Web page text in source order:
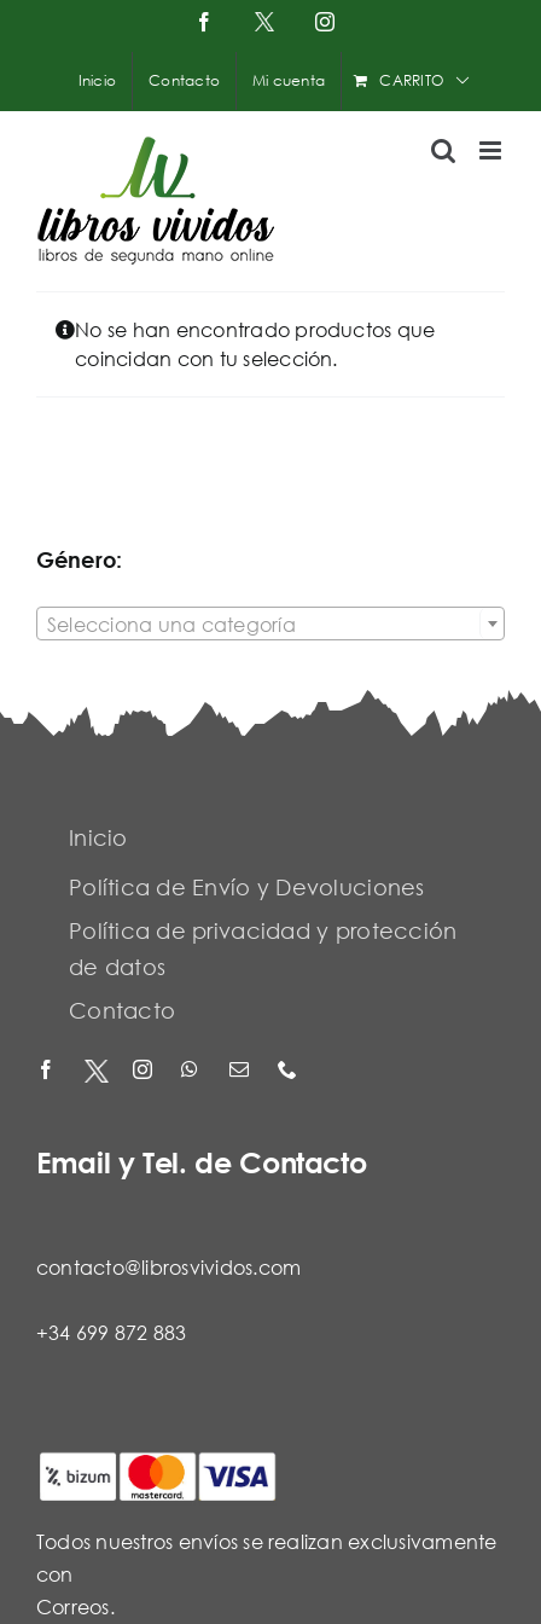
contenido
Facebook
X
Instagram
Inicio Contacto Mi cuenta CARRITO
No se han encontrado productos que
coincidan con tu selección.
Género:
Selecciona una categoría
Inicio
Política de Envío y Devoluciones
Política de privacidad y protección
de datos
Contacto
Email y Tel. de Contacto
contacto@librosvividos.com
+34 699 872 883
Todos nuestros envíos se realizan exclusivamente
con
Correos.